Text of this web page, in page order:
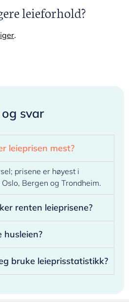
leieforhold?
.
svar
leieprisen mest?
prisene er høyest i
Bergen og Trondheim.
renten leieprisene?
husleien?
bruke leieprisstatistikk?